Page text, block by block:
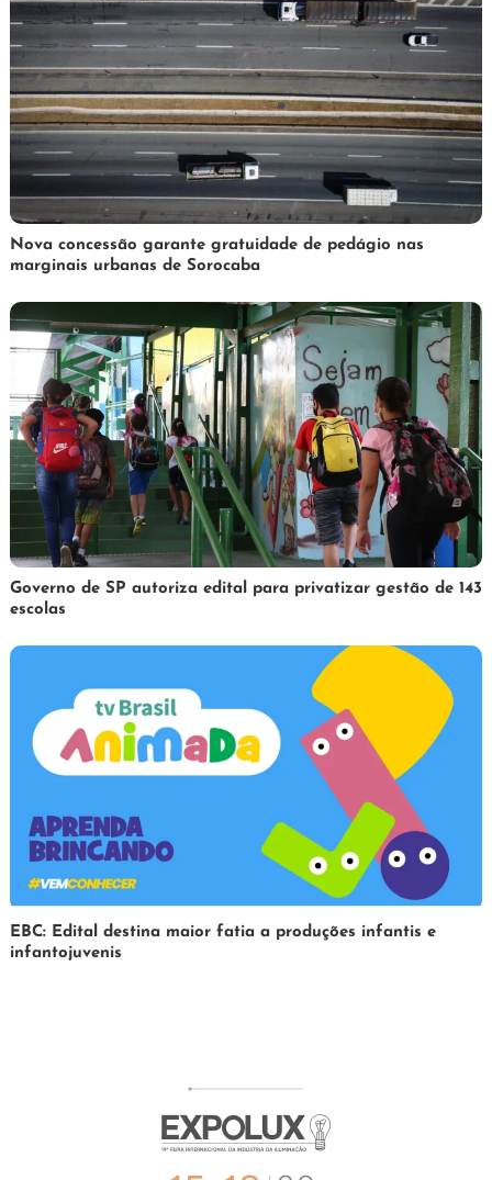
3
de
de
2025
Redação
Nova concessão garante gratuidade de pedágio nas
marginais urbanas de Sorocaba
1
de
de
Redação
Governo de SP autoriza edital para privatizar gestão de 143
escolas
31
de
Redação
EBC: Edital destina maior fatia a produções infantis e
infantojuvenis